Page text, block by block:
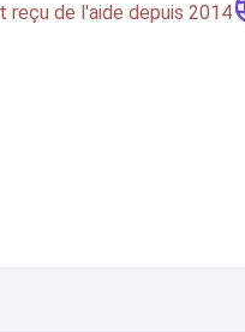
reçu de l'aide depuis 2014